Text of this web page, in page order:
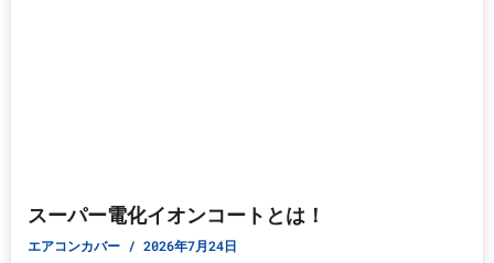
スーパー電化イオンコートとは！
エアコンカバー 2026年7月24日